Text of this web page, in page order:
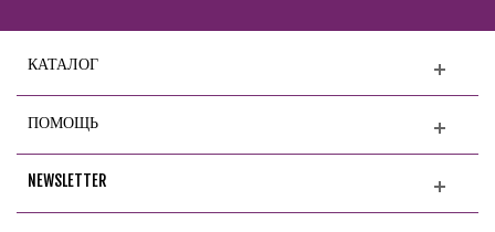
КАТАЛОГ
ПОМОЩЬ
NEWSLETTER